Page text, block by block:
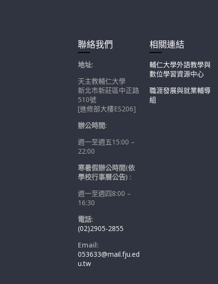
聯絡我們
地址:
天主教輔仁大學
新北市新莊區中正路
510號
[進修部大樓ES206]
辦公時間:
週一至週五15:00 –
22:00
寒暑假辦公時間(依
學校行事曆公告) :
週一至週四8:00 –
16:30
電話:
(02)2905-2855
Email:
053633@mail.fju.ed
u.tw
相關連結
輔仁大學外語教學與
數位學習資源中心
職涯發展與就業輔導
組